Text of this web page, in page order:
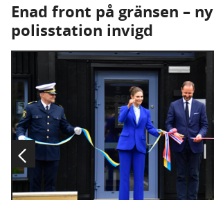
Enad front på gränsen – ny
polisstation invigd